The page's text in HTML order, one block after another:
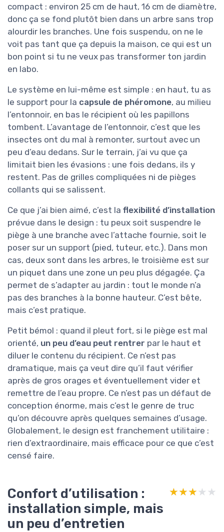
compact : environ 25 cm de haut, 16 cm de diamètre,
donc ça se fond plutôt bien dans un arbre sans trop
alourdir les branches. Une fois suspendu, on ne le
voit pas tant que ça depuis la maison, ce qui est un
bon point si tu ne veux pas transformer ton jardin
en labo.
Le système en lui-même est simple : en haut, tu as
le support pour la capsule de phéromone, au milieu
l’entonnoir, en bas le récipient où les papillons
tombent. L’avantage de l’entonnoir, c’est que les
insectes ont du mal à remonter, surtout avec un
peu d’eau dedans. Sur le terrain, j’ai vu que ça
limitait bien les évasions : une fois dedans, ils y
restent. Pas de grilles compliquées ni de pièges
collants qui se salissent.
Ce que j’ai bien aimé, c’est la flexibilité d’installation
prévue dans le design : tu peux soit suspendre le
piège à une branche avec l’attache fournie, soit le
poser sur un support (pied, tuteur, etc.). Dans mon
cas, deux sont dans les arbres, le troisième est sur
un piquet dans une zone un peu plus dégagée. Ça
permet de s’adapter au jardin : tout le monde n’a
pas des branches à la bonne hauteur. C’est bête,
mais c’est pratique.
Petit bémol : quand il pleut fort, si le piège est mal
orienté, un peu d’eau peut rentrer par le haut et
diluer le contenu du récipient. Ce n’est pas
dramatique, mais ça veut dire qu’il faut vérifier
après de gros orages et éventuellement vider et
remettre de l’eau propre. Ce n’est pas un défaut de
conception énorme, mais c’est le genre de truc
qu’on découvre après quelques semaines d’usage.
Globalement, le design est franchement utilitaire :
rien d’extraordinaire, mais efficace pour ce que c’est
censé faire.
Confort d’utilisation :
installation simple, mais
un peu d’entretien
★★★★★
★★★★★